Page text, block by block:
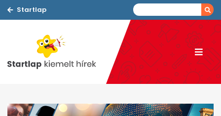
Startlap